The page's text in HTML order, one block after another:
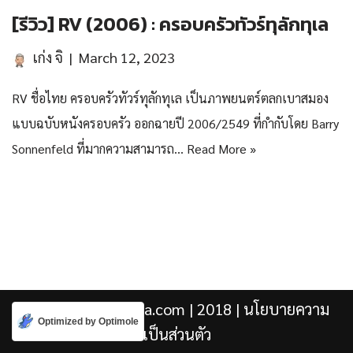
[รีวิว] RV (2006) : ครอบครัวทัวร์ทุลักทุเล
เก่ง จิ March 12, 2023
RV ชื่อไทย ครอบครัวทัวร์ทุลักทุเล เป็นภาพยนตร์ตลกเบาสมอง
แบบฉบับหนังครอบครัว ออกฉายปี 2006/2549 ที่กำกับโดย Barry
Sonnenfeld ที่มากความสามารถ… Read More »
Kengji.co & Punjira.com | 2018 | นโยบายความ
เป็นส่วนตัว
Optimized by Optimole